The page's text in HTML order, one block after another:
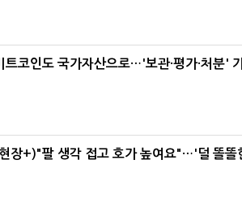
트코인도 국가자산으로…'보관·평가·처분'
장+)"팔 생각 접고 호가 높여요"…'덜 똘똘